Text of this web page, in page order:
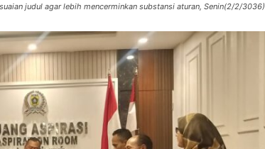
judul agar lebih mencerminkan substansi aturan, Senin(2/2/3036)